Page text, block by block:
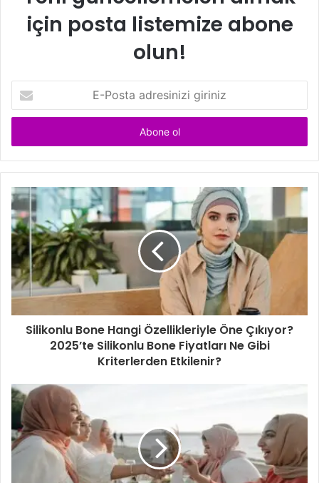
için posta listemize abone
olun!
P
s
t
a
d
r
e
s
i
n
i
i
n
z
Silikonlu Bone Hangi Özellikleriyle Öne Çıkıyor?
2025’te Silikonlu Bone Fiyatları Ne Gibi
Kriterlerden Etkilenir?